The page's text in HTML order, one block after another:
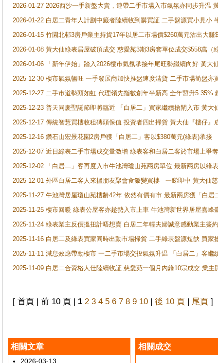
2026-01-27 2026西沙一手新盤大賣，連帶二手市場入市氣氛亦同步升温
2026-01-22 白居二青年人計劃中籤者陸續收到購買証 二手盤源買小見小
2026-01-15 竹園北邨3房戶業主持貨17年以居二市場價$260萬元沽出大賺
2026-01-08 黃大仙綠表居屋破頂成交 慈愛苑3期3房套單位成交$558萬（
2026-01-06 「新年伊始」踏入2026樓市氣氛承接年尾旺勢繼續向好 黃
2025-12-30 樓市氣氛暢旺 一手發展商加快推盤速度清貨 二手市場筍盤
2025-12-27 二手市道勢頭如虹 代理領先指數創年半新高 全年暫升5.35%
2025-12-23 普天同慶聖誕節即將臨近 「白居二」買家繼續搶閘入市 黃
2025-12-17 傳統智慧買樓收租磚頭保值 投資者四出掃貨 黃大仙『樓仔
2025-12-16 鑽石山宏景花園2房戶獲「白居二」客以$380萬元(綠表)承接
2025-12-07 近日綠表二手市場成交量激增 綠表客和白居二客於市場上
2025-12-02 「白居二」客再度入市牛池灣瓊山苑兩房單位 最新兩房以綠
2025-12-01 外區白居二客人來搵朋友聚會食飯變買樓 一睇即中 黃大仙
2025-11-27 牛池灣居屋瓊山苑樓齢42年 依然有價有市 最新兩房獲「白居
2025-11-25 樓市回暖 綠表公屋客亦趁勢入市上車 牛池灣新世界居屋嘉峰
2025-11-24 綠表業主反價搵扭計唔想賣 白居二年輕夫婦誠意感動業主簽
2025-11-16 白居二及綠表買家同時出動市場掃貨 二手綠表盤源短缺 買
2025-11-11 減息效應帶動樓市 一二手市場交投氣氛升温 「白居二」客
2025-11-09 白居二合資格人仕陸續收証 慈愛苑一個月內錄10宗成交 業
[ 首頁 | 前 10 頁 | 1 2 3 4 5 6 7 8 9 10 | 後 10 頁 | 尾頁 ]
相關文章
2026-03-13
相關成交